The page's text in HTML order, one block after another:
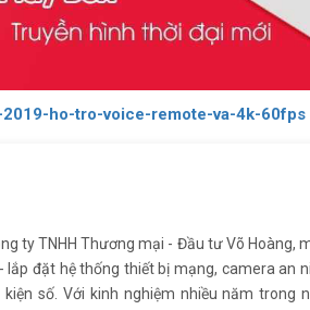
ho-tro-voice-remote-va-4k-60fps
ty TNHH Thương mại - Đầu tư Võ Hoàng,
đặt hệ thống thiết bị mạng, camera an
số. Với kinh nghiệm nhiều năm trong